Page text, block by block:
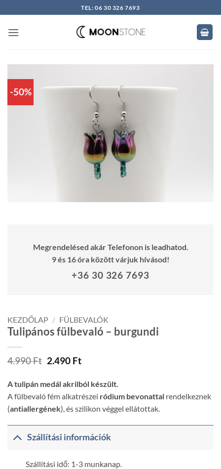
to
content
TEL: 06 30 326 7693
-50%
Megrendelésed akár Telefonon is leadhatod.
9 és 16 óra között várjuk hívásod!
+36 30 326 7693
KEZDŐLAP / FÜLBEVALÓK
Tulipános fülbevaló – burgundi
4.990Ft Original
was:
4.990 Ft.
2.490 FtCurrent
is:
2.490 Ft.
A tulipán medál akrilból készült.
A fülbevaló fém alkatrészei ródium bevonattal rendelkeznek
(antiallergének), és szilikon véggel ellátottak.
Szállítási információk
Szállítási idő: 1-3 munkanap.